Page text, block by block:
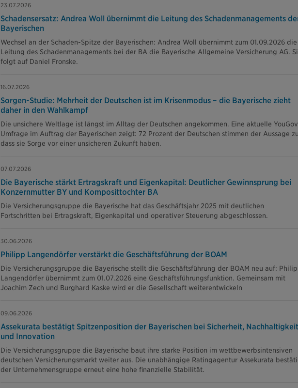
23.07.2026
Schadensersatz: Andrea Woll übernimmt die Leitung des Schadenmanagements
Bayerischen
Wechsel an der Schaden-Spitze der Bayerischen: Andrea Woll übernimmt zum 01.09.2026 die
Leitung des Schadenmanagements bei der BA die Bayerische Allgemeine Versicherung AG.
folgt auf Daniel Fronske.
16.07.2026
Sorgen-Studie: Mehrheit der Deutschen ist im Krisenmodus – die Bayerische zieht
daher in den Wahlkampf
Die unsichere Weltlage ist längst im Alltag der Deutschen angekommen. Eine aktuelle
Umfrage im Auftrag der Bayerischen zeigt: 72 Prozent der Deutschen stimmen der Aussage
dass sie Sorge vor einer unsicheren Zukunft haben.
07.07.2026
Die Bayerische stärkt Ertragskraft und Eigenkapital: Deutlicher Gewinnsprung bei
Konzernmutter BY und Komposittochter BA
Die Versicherungsgruppe die Bayerische hat das Geschäftsjahr 2025 mit deutlichen
Fortschritten bei Ertragskraft, Eigenkapital und operativer Steuerung abgeschlossen.
30.06.2026
Philipp Langendörfer verstärkt die Geschäftsführung der BOAM
Die Versicherungsgruppe die Bayerische stellt die Geschäftsführung der BOAM neu auf:
Langendörfer übernimmt zum 01.07.2026 eine Geschäftsführungsfunktion. Gemeinsam mit
Joachim Zech und Burghard Kaske wird er die Gesellschaft weiterentwickeln
09.06.2026
Assekurata bestätigt Spitzenposition der Bayerischen bei Sicherheit, Nachhaltigkeit
und Innovation
Die Versicherungsgruppe die Bayerische baut ihre starke Position im wettbewerbsintensiven
deutschen Versicherungsmarkt weiter aus. Die unabhängige Ratingagentur Assekurata
der Unternehmensgruppe erneut eine hohe finanzielle Stabilität.